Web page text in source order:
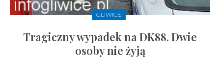
GLIWICE
Tragiczny wypadek na DK88. Dwie
osoby nie żyją